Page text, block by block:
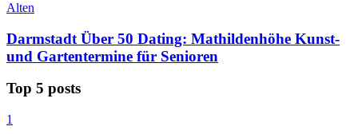
Alten
Darmstadt Über 50 Dating: Mathildenhöhe Kunst-
und Gartentermine für Senioren
Top 5 posts
1